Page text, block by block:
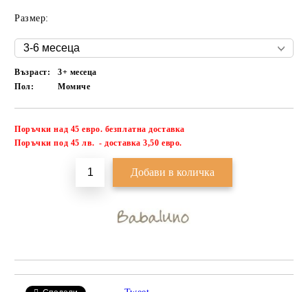
Размер:
Възраст:
3+ месеца
Пол:
Момиче
Поръчки над 45 евро. безплатна доставка
Поръчки под 45 лв. - доставка 3,50 евро.